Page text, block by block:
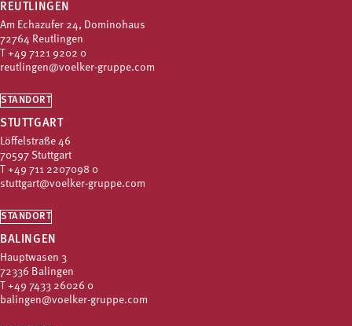
REUTLINGEN
Am Echazufer 24, Dominohaus
72764 Reutlingen
+49 7121 9202 0
reutlingen@voelker-gruppe.com
STANDORT
STUTTGART
Löffelstraße 46
70597 Stuttgart
+49 711 2207098 0
stuttgart@voelker-gruppe.com
STANDORT
BALINGEN
Hauptwasen 3
72336 Balingen
+49 7433 26026 0
balingen@voelker-gruppe.com